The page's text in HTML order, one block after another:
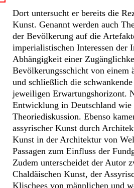
Dort untersucht er bereits die
Kunst. Genannt werden auch
der Bevölkerung auf die
imperialistischen Interessen der
Abhängigkeit einer
Bevölkerungsschicht von einem
und schließlich die
jeweiligen Erwartungshorizont.
Entwicklung in Deutschland wie
Theoriediskussion. Ebenso
assyrischer Kunst durch
Kunst in der Architektur von
Passagen zum Einfluss der
Zudem unterscheidet der Autor
Chaldäischen Kunst, der
Klischees von männlichen und